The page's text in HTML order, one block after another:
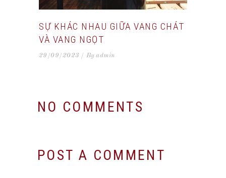
SỰ KHÁC NHAU GIỮA VANG CHÁT
VÀ VANG NGỌT
29/09/2023 By admin
NO COMMENTS
POST A COMMENT